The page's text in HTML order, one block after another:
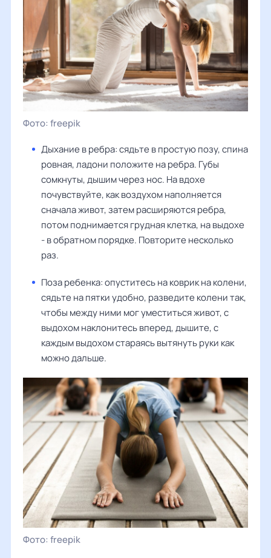
freepik
Дыхание в ребра: сядьте в простую позу, спина
ровная, ладони положите на ребра. Губы
сомкнуты, дышим через нос. На вдохе
почувствуйте, как воздухом наполняется
сначала живот, затем расширяются ребра,
потом поднимается грудная клетка, на выдохе
- в обратном порядке. Повторите несколько
раз.
Поза ребенка: опуститесь на коврик на колени,
сядьте на пятки удобно, разведите колени так,
чтобы между ними мог уместиться живот, с
выдохом наклонитесь вперед, дышите, с
каждым выдохом стараясь вытянуть руки как
можно дальше.
freepik